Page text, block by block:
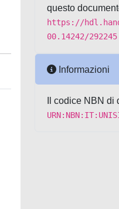
questo
https://
00.14242/292245
Informazioni
Il codice NBN di